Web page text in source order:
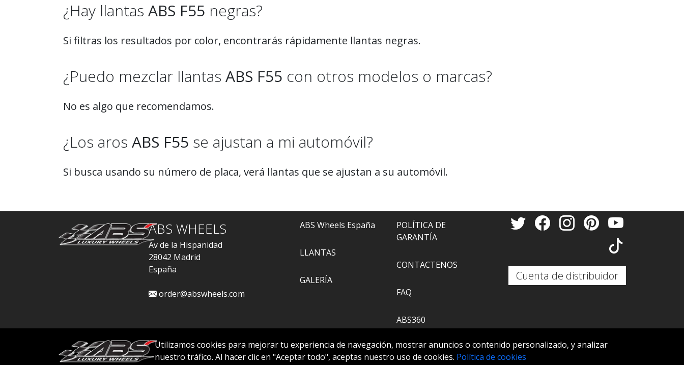
Utilizamos cookies para mejorar tu experiencia de navegación, mostrar anuncios o contenido personalizado, y analizar
nuestro tráfico. Al hacer clic en "Aceptar todo", aceptas nuestro uso de cookies. Política de cookies
¿Hay llantas ABS F55 negras?
Si filtras los resultados por color, encontrarás rápidamente llantas negras.
¿Puedo mezclar llantas ABS F55 con otros modelos o marcas?
No es algo que recomendamos.
¿Los aros ABS F55 se ajustan a mi automóvil?
Si busca usando su número de placa, verá llantas que se ajustan a su automóvil.
ABS WHEELS
Av de la Hispanidad
28042 Madrid
España
order@abswheels.com
ABS Wheels España
LLANTAS
GALERÍA
POLÍTICA DE
GARANTÍA
CONTACTENOS
FAQ
ABS360
HERRAMIENTAS
Cuenta de distribuidor